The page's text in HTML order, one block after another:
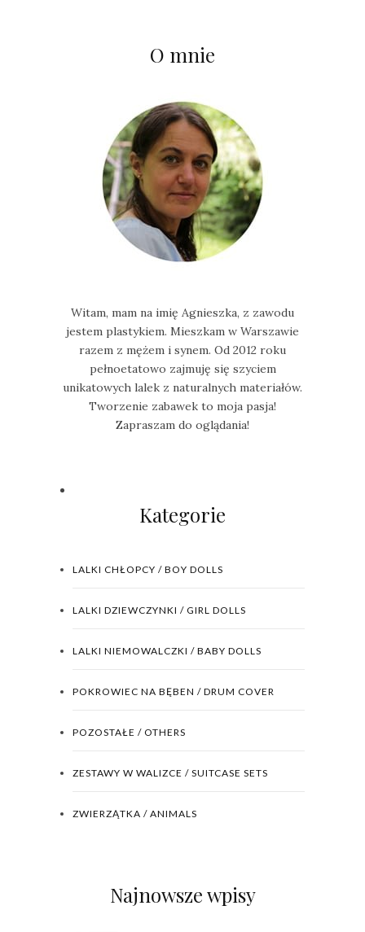
O mnie
Witam, mam na imię Agnieszka, z zawodu
jestem plastykiem. Mieszkam w Warszawie
razem z mężem i synem. Od 2012 roku
pełnoetatowo zajmuję się szyciem
unikatowych lalek z naturalnych materiałów.
Tworzenie zabawek to moja pasja!
Zapraszam do oglądania!
Kategorie
LALKI CHŁOPCY / BOY DOLLS
LALKI DZIEWCZYNKI / GIRL DOLLS
LALKI NIEMOWALCZKI / BABY DOLLS
POKROWIEC NA BĘBEN / DRUM COVER
POZOSTAŁE / OTHERS
ZESTAWY W WALIZCE / SUITCASE SETS
ZWIERZĄTKA / ANIMALS
Najnowsze wpisy